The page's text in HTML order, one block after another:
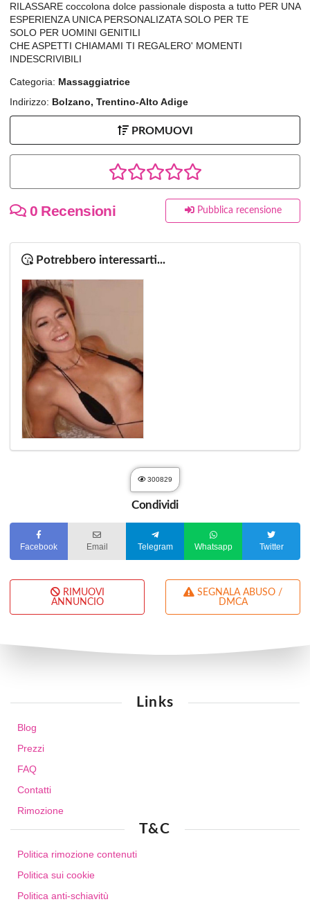
RILASSARE coccolona dolce passionale disposta a tutto PER UNA
ESPERIENZA UNICA PERSONALIZATA SOLO PER TE
SOLO PER UOMINI GENITILI
CHE ASPETTI CHIAMAMI TI REGALERO' MOMENTI
INDESCRIVIBILI
Categoria: Massaggiatrice
Indirizzo: Bolzano, Trentino-Alto Adige
PROMUOVI
0 Recensioni Pubblica recensione
Potrebbero interessarti...
300829
Condividi
Facebook Email Telegram Whatsapp Twitter
RIMUOVI
ANNUNCIO
DMCA
Links
Blog
Prezzi
FAQ
Contatti
Rimozione
T&C
Politica rimozione contenuti
Politica sui cookie
Politica anti-schiavitù